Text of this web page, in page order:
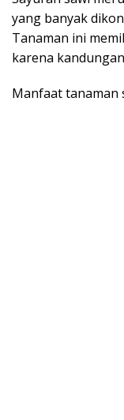
yang banyak
Tanaman ini
karena
Manfaat tanaman